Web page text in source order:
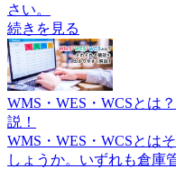
さい。
続きを見る
WMS・WES・WCSとは
説！
WMS・WES・WCSとは
しょうか。いずれも倉庫